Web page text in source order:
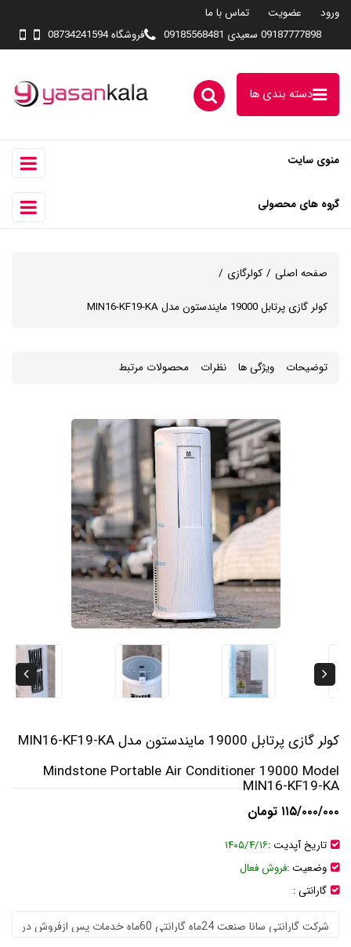
ورود عضویت
تماس با ما
09187777898 سعیدی 09185568481
فروشگاه 08734241594
دسته بندی ها
منوی سایت
گروه های محصولی
صفحه اصلی کولرگازی
کولر گازی پرتابل 19000 مایندستون مدل MIN16-KF19-KA
توضیحات ویژگی ها نظرات محصولات مرتبط
کولر گازی پرتابل 19000 مایندستون مدل MIN16-KF19-KA
Mindstone Portable Air Conditioner 19000 Model
MIN16-KF19-KA
۱۱۵/۰۰۰/۰۰۰ تومان
تاریخ آپدیت :۱۴۰۵/۴/۱۶
وضعیت :فروش فعال
گارانتی :